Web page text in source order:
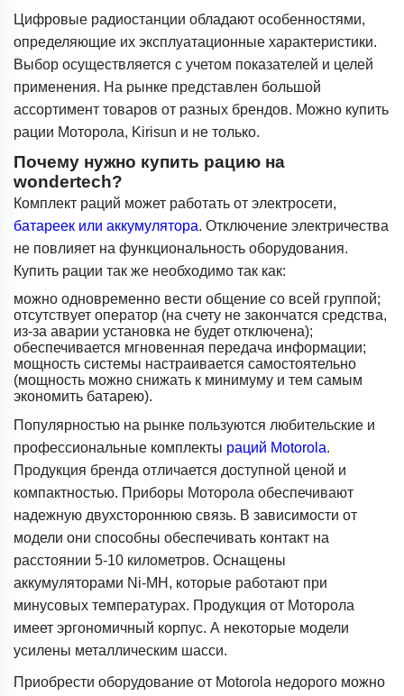
Цифровые радиостанции обладают особенностями,
определяющие их эксплуатационные характеристики.
Выбор осуществляется с учетом показателей и целей
применения. На рынке представлен большой
ассортимент товаров от разных брендов. Можно купить
рации Моторола, Kirisun и не только.
Почему нужно купить рацию на
wondertech?
Комплект раций может работать от электросети,
батареек или аккумулятора. Отключение электричества
не повлияет на функциональность оборудования.
Купить рации так же необходимо так как:
можно одновременно вести общение со всей группой;
отсутствует оператор (на счету не закончатся средства,
из-за аварии установка не будет отключена);
обеспечивается мгновенная передача информации;
мощность системы настраивается самостоятельно
(мощность можно снижать к минимуму и тем самым
экономить батарею).
Популярностью на рынке пользуются любительские и
профессиональные комплекты раций Motorola.
Продукция бренда отличается доступной ценой и
компактностью. Приборы Моторола обеспечивают
надежную двухстороннюю связь. В зависимости от
модели они способны обеспечивать контакт на
расстоянии 5-10 километров. Оснащены
аккумуляторами Ni-MH, которые работают при
минусовых температурах. Продукция от Моторола
имеет эргономичный корпус. А некоторые модели
усилены металлическим шасси.
Приобрести оборудование от Motorola недорого можно